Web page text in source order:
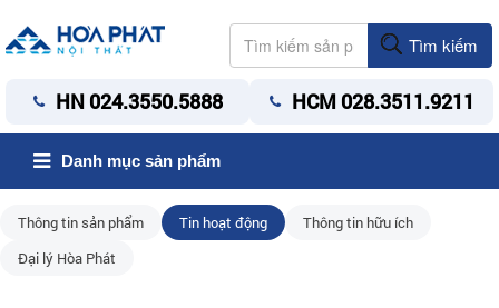
Tìm kiếm
HN 024.3550.5888 HCM 028.3511.9211
Danh mục sản phẩm
Thông tin sản phẩm Tin hoạt động
Thông tin hữu ích
Đại lý Hòa Phát